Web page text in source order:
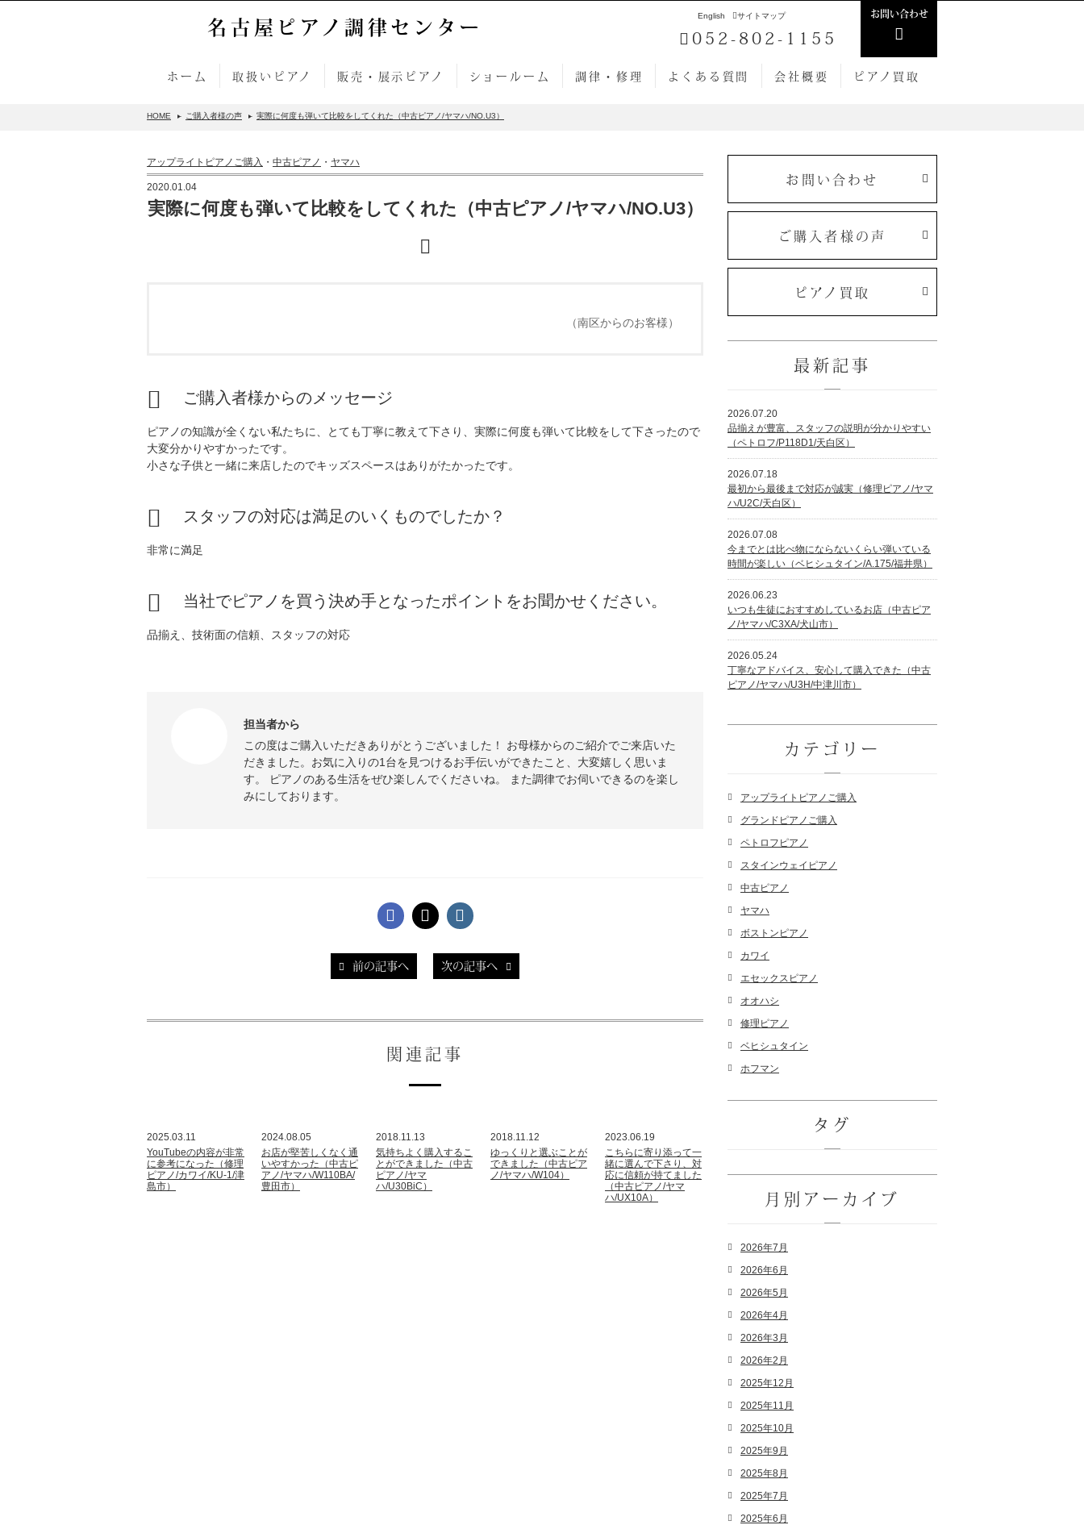
English サイトマップ
052-802-1155
お問い合わせ
名古屋ピアノ調律センター
ホーム 取扱いピアノ 販売・展示ピアノ ショールーム 調律・修理 よくある質問 会社概要 ピアノ買取
HOME ご購入者様の声 実際に何度も弾いて比較をしてくれた（中古ピアノ/ヤマハ/NO.U3）
アップライトピアノご購入 ・ 中古ピアノ ・ ヤマハ
2020.01.04
実際に何度も弾いて比較をしてくれた（中古ピアノ/ヤマハ/NO.U3）
（南区からのお客様）
ご購入者様からのメッセージ
ピアノの知識が全くない私たちに、とても丁寧に教えて下さり、実際に何度も弾いて比較をして下さったので
大変分かりやすかったです。
小さな子供と一緒に来店したのでキッズスペースはありがたかったです。
スタッフの対応は満足のいくものでしたか？
非常に満足
当社でピアノを買う決め手となったポイントをお聞かせください。
品揃え、技術面の信頼、スタッフの対応
担当者から
この度はご購入いただきありがとうございました！ お母様からのご紹介でご来店いた
だきました。お気に入りの1台を見つけるお手伝いができたこと、大変嬉しく思いま
す。 ピアノのある生活をぜひ楽しんでくださいね。 また調律でお伺いできるのを楽し
みにしております。
前の記事へ 次の記事へ
関連記事
2025.03.11
YouTubeの内容が非常
に参考になった（修理
ピアノ/カワイ/KU-1/津
島市）
2024.08.05
お店が堅苦しくなく通
いやすかった（中古ピ
アノ/ヤマハ/W110BA/
豊田市）
2018.11.13
気持ちよく購入するこ
とができました（中古
ピアノ/ヤマ
ハ/U30BiC）
2018.11.12
ゆっくりと選ぶことが
できました（中古ピア
ノ/ヤマハ/W104）
2023.06.19
こちらに寄り添って一
緒に選んで下さり、対
応に信頼が持てました
（中古ピアノ/ヤマ
ハ/UX10A）
お問い合わせ
ご購入者様の声
ピアノ買取
最新記事
2026.07.20
品揃えが豊富、スタッフの説明が分かりやすい
（ペトロフ/P118D1/天白区）
2026.07.18
最初から最後まで対応が誠実（修理ピアノ/ヤマ
ハ/U2C/天白区）
2026.07.08
今までとは比べ物にならないくらい弾いている
時間が楽しい（ベヒシュタイン/A.175/福井県）
2026.06.23
いつも生徒におすすめしているお店（中古ピア
ノ/ヤマハ/C3XA/犬山市）
2026.05.24
丁寧なアドバイス、安心して購入できた（中古
ピアノ/ヤマハ/U3H/中津川市）
カテゴリー
アップライトピアノご購入
グランドピアノご購入
ペトロフピアノ
スタインウェイピアノ
中古ピアノ
ヤマハ
ボストンピアノ
カワイ
エセックスピアノ
オオハシ
修理ピアノ
ベヒシュタイン
ホフマン
タグ
月別アーカイブ
2026年7月
2026年6月
2026年5月
2026年4月
2026年3月
2026年2月
2025年12月
2025年11月
2025年10月
2025年9月
2025年8月
2025年7月
2025年6月